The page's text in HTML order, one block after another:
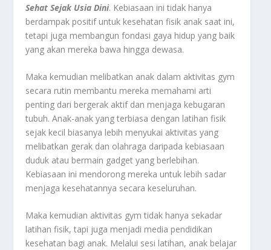
Sehat Sejak Usia Dini. Kebiasaan ini tidak hanya
berdampak positif untuk kesehatan fisik anak saat ini,
tetapi juga membangun fondasi gaya hidup yang baik
yang akan mereka bawa hingga dewasa.
Maka kemudian melibatkan anak dalam aktivitas gym
secara rutin membantu mereka memahami arti
penting dari bergerak aktif dan menjaga kebugaran
tubuh. Anak-anak yang terbiasa dengan latihan fisik
sejak kecil biasanya lebih menyukai aktivitas yang
melibatkan gerak dan olahraga daripada kebiasaan
duduk atau bermain gadget yang berlebihan.
Kebiasaan ini mendorong mereka untuk lebih sadar
menjaga kesehatannya secara keseluruhan.
Maka kemudian aktivitas gym tidak hanya sekadar
latihan fisik, tapi juga menjadi media pendidikan
kesehatan bagi anak. Melalui sesi latihan, anak belajar